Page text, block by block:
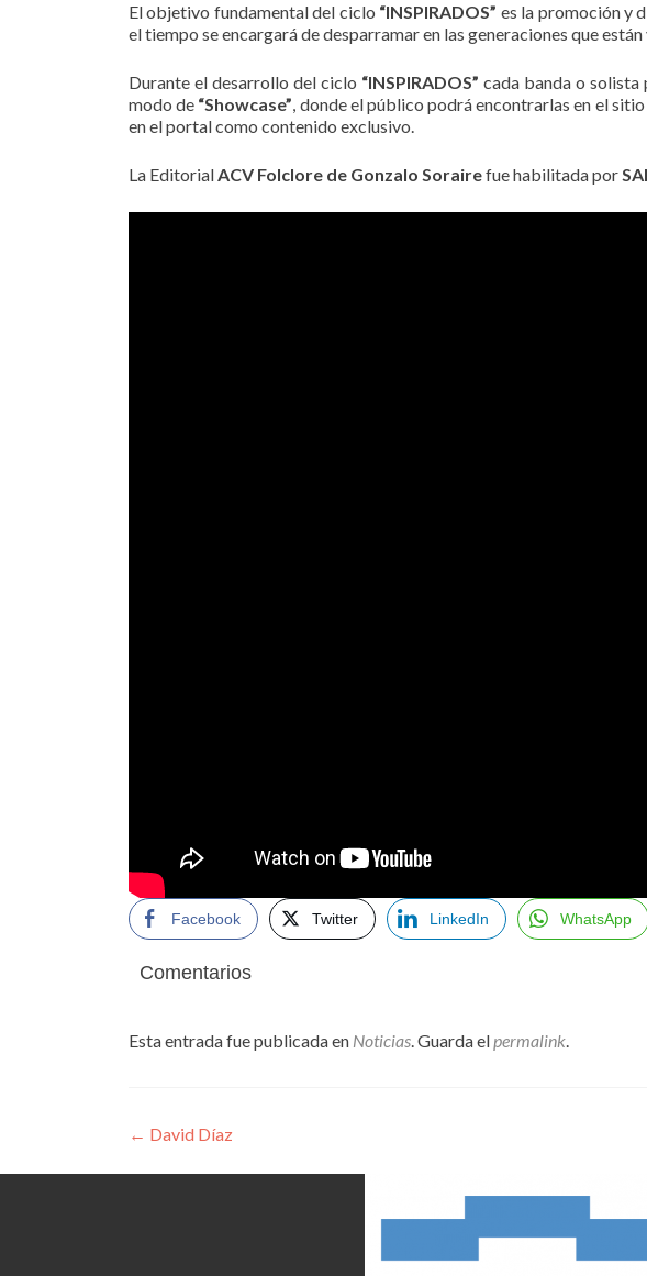
El objetivo fundamental del ciclo “INSPIRADOS” es la promoción y
el tiempo se encargará de desparramar en las generaciones que están
Durante el desarrollo del ciclo “INSPIRADOS” cada banda o solista
modo de “Showcase”, donde el público podrá encontrarlas en el
en el portal como contenido exclusivo.
La EditorialACV Folclore de Gonzalo Sorairefue habilitada por
Facebook Twitter LinkedIn WhatsApp
Comentarios
Esta entrada fue publicada en Noticias. Guarda elpermalink.
Navegación
de
← David Díaz